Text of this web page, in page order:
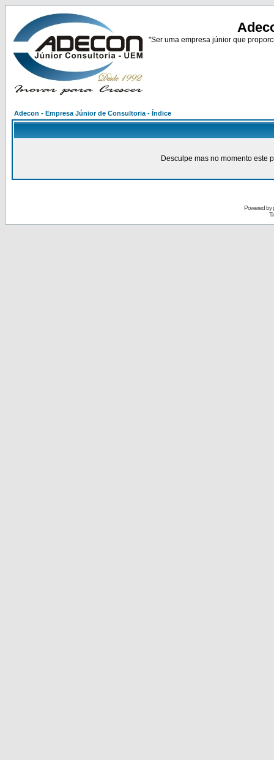
"Ser uma empresa júnior que
Adecon - Empresa Júnior de Consultoria - Índice
Desculpe mas no momento este
Powered by